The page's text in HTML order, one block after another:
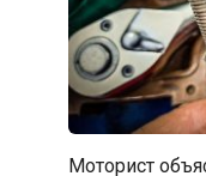
Моторист